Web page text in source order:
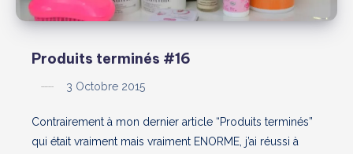
Produits terminés #16
3 Octobre 2015
Contrairement à mon dernier article “Produits terminés”
qui était vraiment mais vraiment ENORME, j’ai réussi à